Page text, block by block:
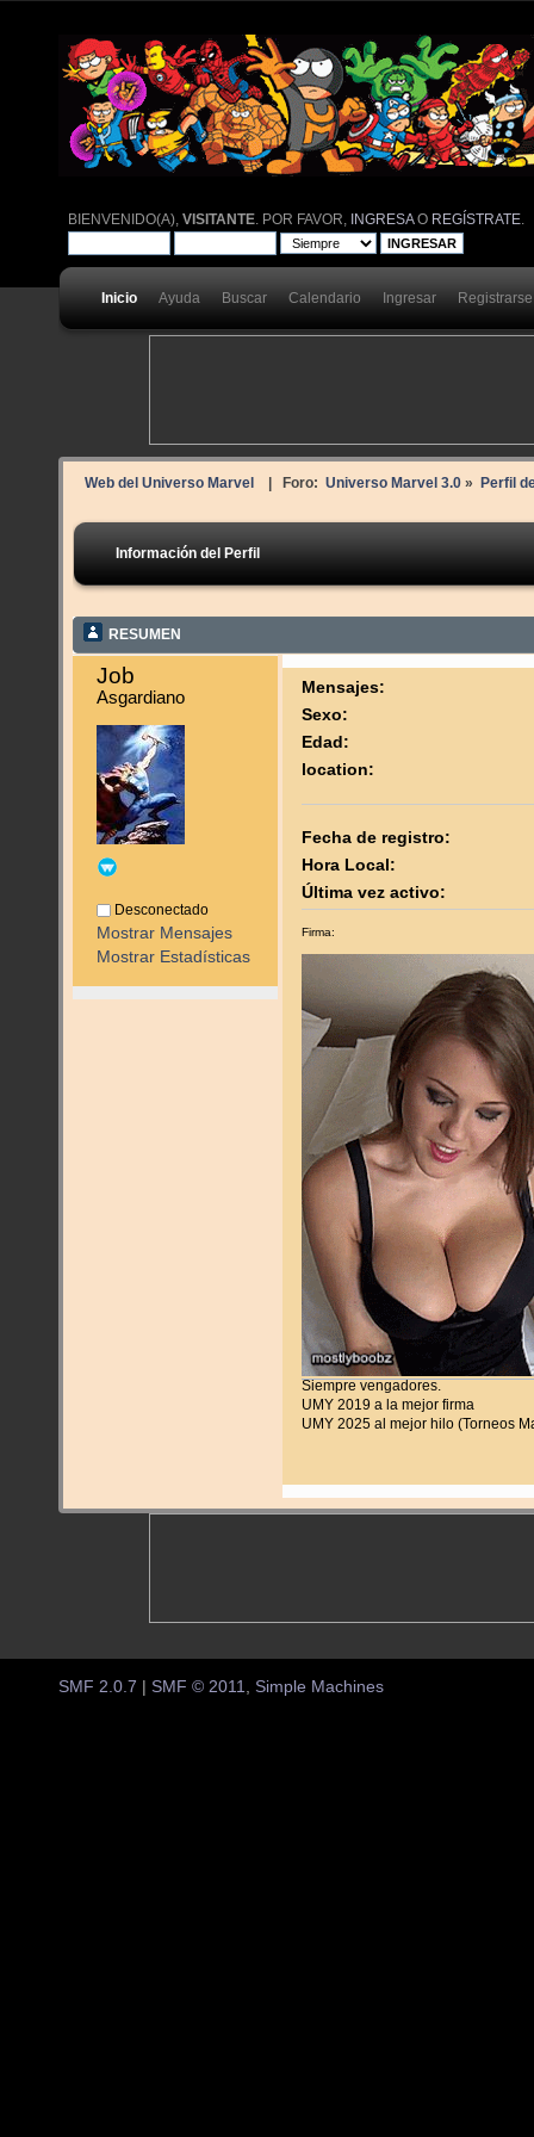
BIENVENIDO(A),VISITANTE . POR FAVOR, INGRESAO REGÍSTRATE
Inicio Ayuda Buscar Calendario Ingresar Registrarse
Web del Universo Marvel | Foro: Universo Marvel 3.0» Perfil
Información del Perfil
RESUMEN
Job
Asgardiano
Desconectado
Mostrar Mensajes
Mostrar Estadísticas
Mensajes:
Sexo:
Edad:
location:
Fecha de registro:
Hora Local:
Última vez activo:
Firma:
Siempre vengadores.
UMY 2019 a la mejor firma
UMY 2025 al mejor hilo (Torneos
SMF 2.0.7 SMF © 2011, Simple Machines